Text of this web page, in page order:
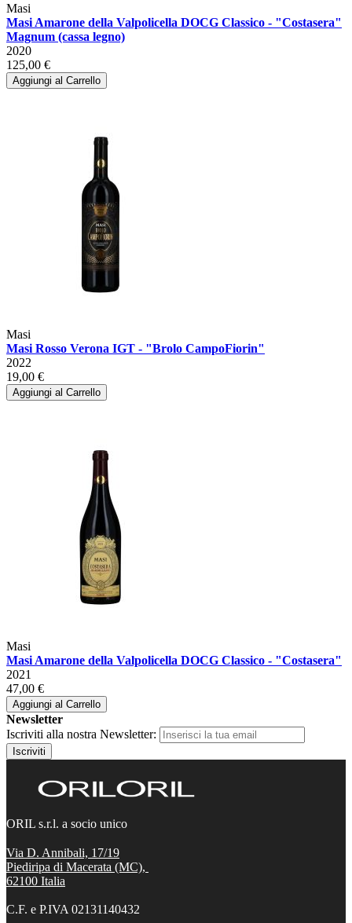
Masi
Masi Amarone della Valpolicella DOCG Classico - "Costasera"
Magnum (cassa legno)
2020
125,00 €
Aggiungi al Carrello
Masi
Masi Rosso Verona IGT - "Brolo CampoFiorin"
2022
19,00 €
Aggiungi al Carrello
Masi
Masi Amarone della Valpolicella DOCG Classico - "Costasera"
2021
47,00 €
Aggiungi al Carrello
Newsletter
Iscriviti alla nostra Newsletter:
Iscriviti
ORIL s.r.l. a socio unico
Via D. Annibali, 17/19
Piediripa di Macerata (MC),
62100 Italia
C.F. e P.IVA 02131140432